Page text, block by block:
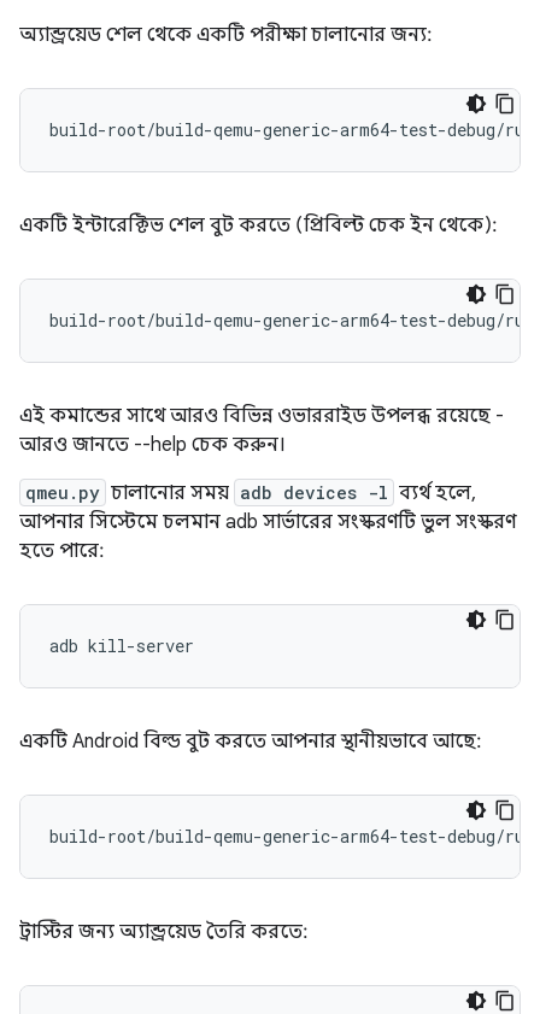
অ্যান্ড্রয়েড শেল থেকে একটি পরীক্ষা চালানোর জন্য:
build-root/build-qemu-generic-arm64-test-debug/
একটি ইন্টারেক্টিভ শেল বুট করতে (প্রিবিল্ট চেক ইন থেকে):
build-root/build-qemu-generic-arm64-test-debug/run
এই কমান্ডের সাথে আরও বিভিন্ন ওভাররাইড উপলব্ধ রয়েছে -
আরও জানতে --help চেক করুন।
qmeu.py চালানোর সময় adb devices -l ব্যর্থ হলে,
আপনার সিস্টেমে চলমান adb সার্ভারের সংস্করণটি ভুল সংস্করণ
হতে পারে:
একটি Android বিল্ড বুট করতে আপনার স্থানীয়ভাবে আছে:
ট্রাস্টির জন্য অ্যান্ড্রয়েড তৈরি করতে: